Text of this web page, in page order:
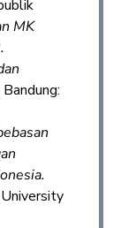
MK
Bandung: